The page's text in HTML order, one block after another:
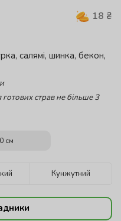
18 ₴
салямі, шинка, бекон,
страв не більше 3
см
Кунжутний